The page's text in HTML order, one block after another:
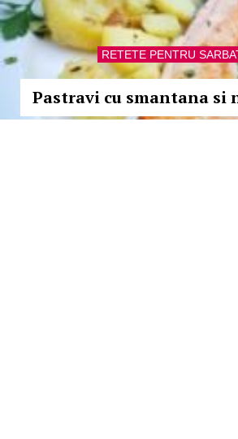
RETETE PENTRU
Pastravi cu smantana si